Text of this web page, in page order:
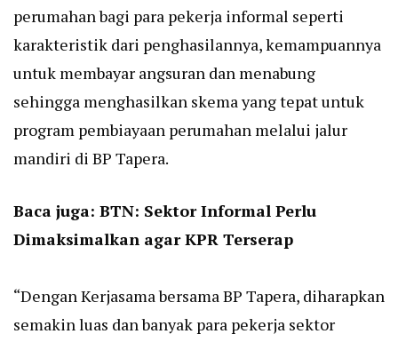
perumahan bagi para pekerja informal seperti
karakteristik dari penghasilannya, kemampuannya
untuk membayar angsuran dan menabung
sehingga menghasilkan skema yang tepat untuk
program pembiayaan perumahan melalui jalur
mandiri di BP Tapera.
Baca juga: BTN: Sektor Informal Perlu
Dimaksimalkan agar KPR Terserap
“Dengan Kerjasama bersama BP Tapera, diharapkan
semakin luas dan banyak para pekerja sektor